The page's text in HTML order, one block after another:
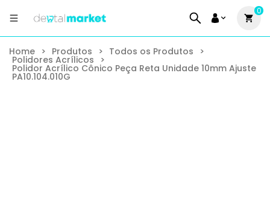
0
Home > Produtos > Todos os Produtos >
Polidores Acrílicos >
Polidor Acrílico Cônico Peça Reta Unidade 10mm Ajuste
PA10.104.010G